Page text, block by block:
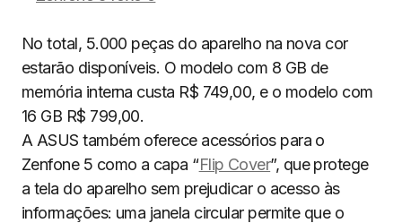
No total, 5.000 peças do aparelho na nova cor
estarão disponíveis. O modelo com 8 GB de
memória interna custa R$ 749,00, e o modelo com
16 GB R$ 799,00.
A ASUS também oferece acessórios para o
Zenfone 5 como a capa “Flip Cover”, que protege
a tela do aparelho sem prejudicar o acesso às
informações: uma janela circular permite que o